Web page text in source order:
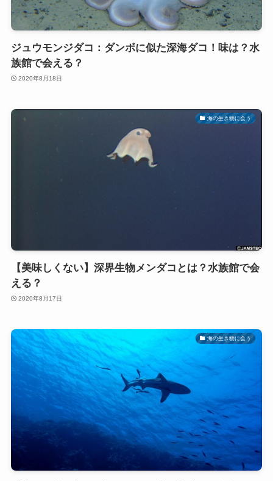
ジュウモンジダコ：ダンボに似た深海ダコ！味は？水
族館で会える？
2020年8月18日
海の生き物に会う
【美味しくない】深界生物メンダコとは？水族館で会
える？
2020年8月17日
海の生き物に会う